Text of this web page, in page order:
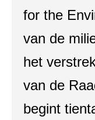
for the
van de
het
van de
begint